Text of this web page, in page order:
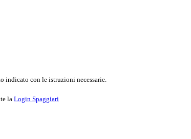
indicato con le istruzioni necessarie.
la Login Spaggiari